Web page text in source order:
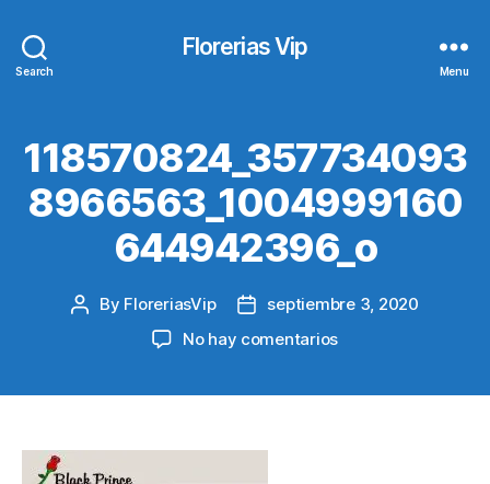
Search
Florerias Vip
Menu
118570824_357734093
8966563_1004999160
644942396_o
Post
By FloreriasVip
Postseptiembre 3, 2020
No hay comentariosen